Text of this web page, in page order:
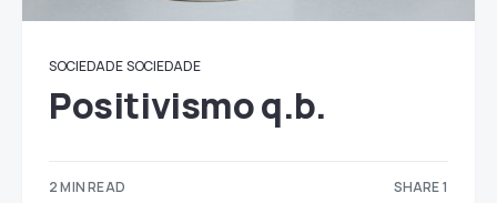
SOCIEDADE SOCIEDADE
Positivismo q.b.
2 MIN READ SHARE 1